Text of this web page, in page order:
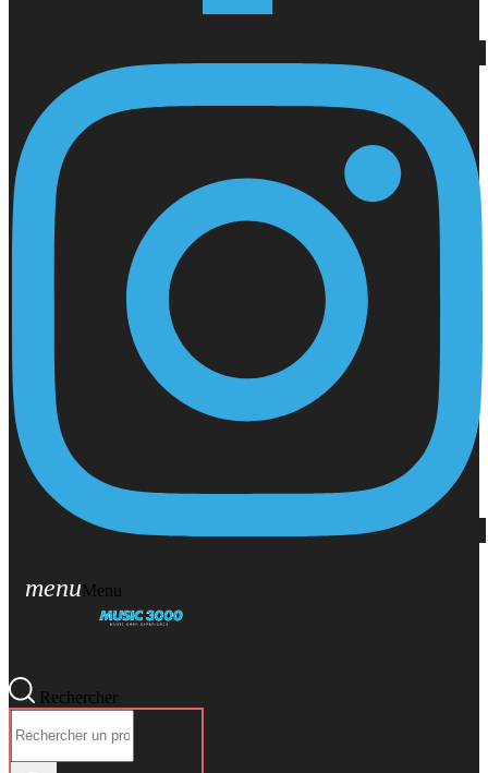
menuMenu
Rechercher